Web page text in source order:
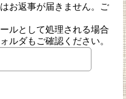
お返事が届きません。ご
ルとして処理される場合
ルダもご確認ください。